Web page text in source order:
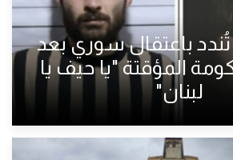
باعتقال سوري بعد
المؤقتة "يا حيف يا
لبنان"